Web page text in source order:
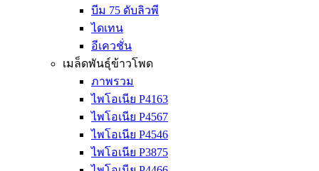
บีม 75 ดับลิวพี
ไดเทน
อีเควชั่น
เมล็ดพันธุ์ข้าวโพด
ภาพรวม
ไพโอเนีย P4163
ไพโอเนีย P4567
ไพโอเนีย P4546
ไพโอเนีย P3875